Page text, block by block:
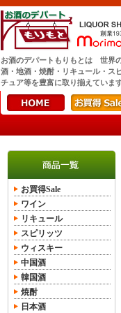
お酒のデパートもりもとは 世界
酒・地酒・焼酎・リキュール・ス
チュア等を豊富に取り揃えています
お買得Sale
ワイン
リキュール
スピリッツ
ウィスキー
中国酒
韓国酒
焼酎
日本酒